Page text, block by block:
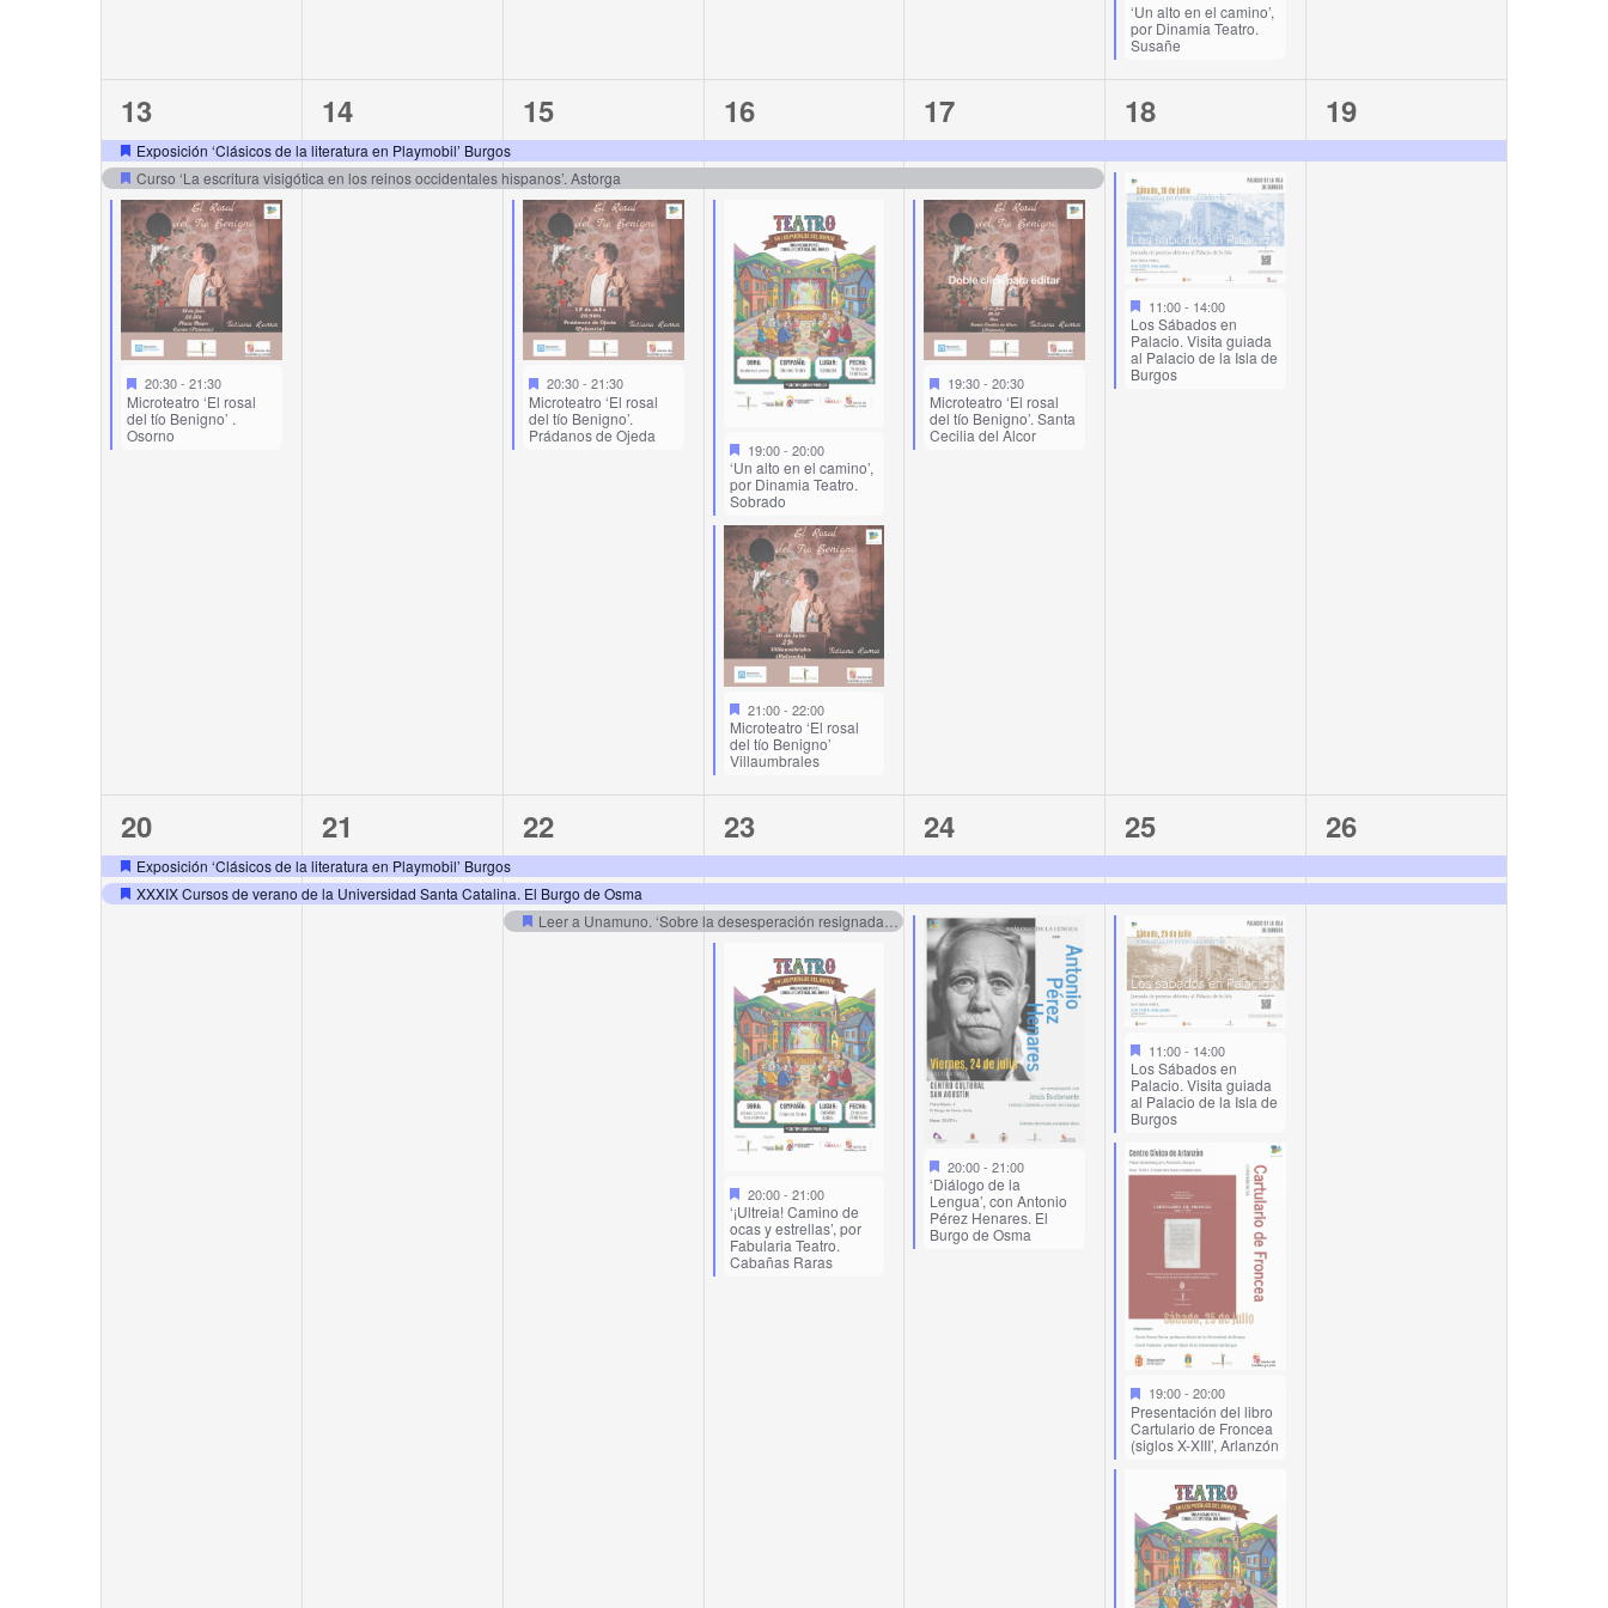
‘Un alto en el camino’,
por Dinamia Teatro.
Susañe
3
events,
13
Exposición ‘Clásicos de la literatura en Playmobil’ Burgos
Curso ‘La escritura visigótica en los reinos occidentales hispanos’. Astorga
20:30- 21:30
Microteatro ‘El rosal
del tío Benigno’ .
Osorno
2
events,
14
3
events,
15
20:30- 21:30
Microteatro ‘El rosal
del tío Benigno’.
Prádanos de Ojeda
4
events,
16
19:00- 20:00
‘Un alto en el camino’,
por Dinamia Teatro.
Sobrado
21:00- 22:00
Microteatro ‘El rosal
del tío Benigno’
Villaumbrales
3
events,
17
19:30-20:30
Microteatro ‘El rosal
del tío Benigno’. Santa
Cecilia del Alcor
2
events,
18
11:00- 14:00
Los Sábados en
Palacio. Visita guiada
al Palacio de la Isla de
Burgos
1
event,
19
2
events,
20
Exposición ‘Clásicos de la literatura en Playmobil’ Burgos
XXXIX Cursos de verano de la Universidad Santa Catalina. El Burgo de Osma
2
events,
21
3
events,
22
Leer a Unamuno. ‘Sobre la desesperación resignada’, por Jon Juaristi. Soria
4
events,
23
20:00- 21:00
‘¡Ultreia! Camino de
ocas y estrellas’, por
Fabularia Teatro.
Cabañas Raras
3
events,
24
20:00-21:00
‘Diálogo de la
Lengua’, con Antonio
Pérez Henares. El
Burgo de Osma
6
events,
25
11:00- 14:00
Los Sábados en
Palacio. Visita guiada
al Palacio de la Isla de
Burgos
19:00-20:00
Presentación del libro
Cartulario de Froncea
(siglos X-XIII’, Arlanzón
2
events,
26